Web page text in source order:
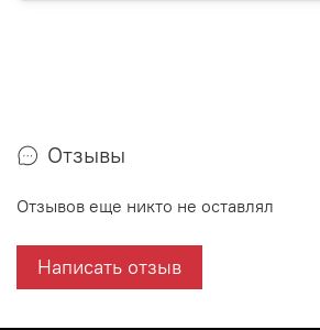
Отзывы
Отзывов еще никто не оставлял
Написать отзыв